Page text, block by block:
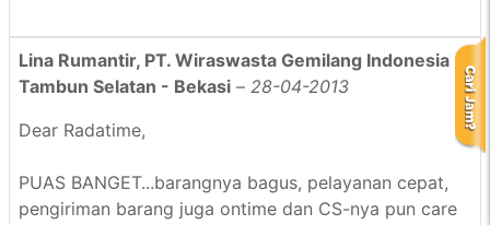
Lina Rumantir, PT. Wiraswasta Gemilang Indonesia
Tambun Selatan - Bekasi – 28-04-2013
Dear Radatime,
PUAS BANGET...barangnya bagus, pelayanan cepat,
pengiriman barang juga ontime dan CS-nya pun care